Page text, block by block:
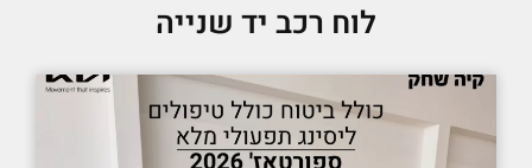
לוח רכב יד שנייה